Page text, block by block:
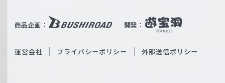
ß
c
商品企画： 開発：
b
O
運営会社 プライバシーポリシー 外部送信ポリシー